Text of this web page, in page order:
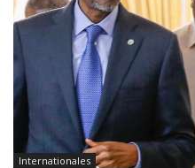
Internationales